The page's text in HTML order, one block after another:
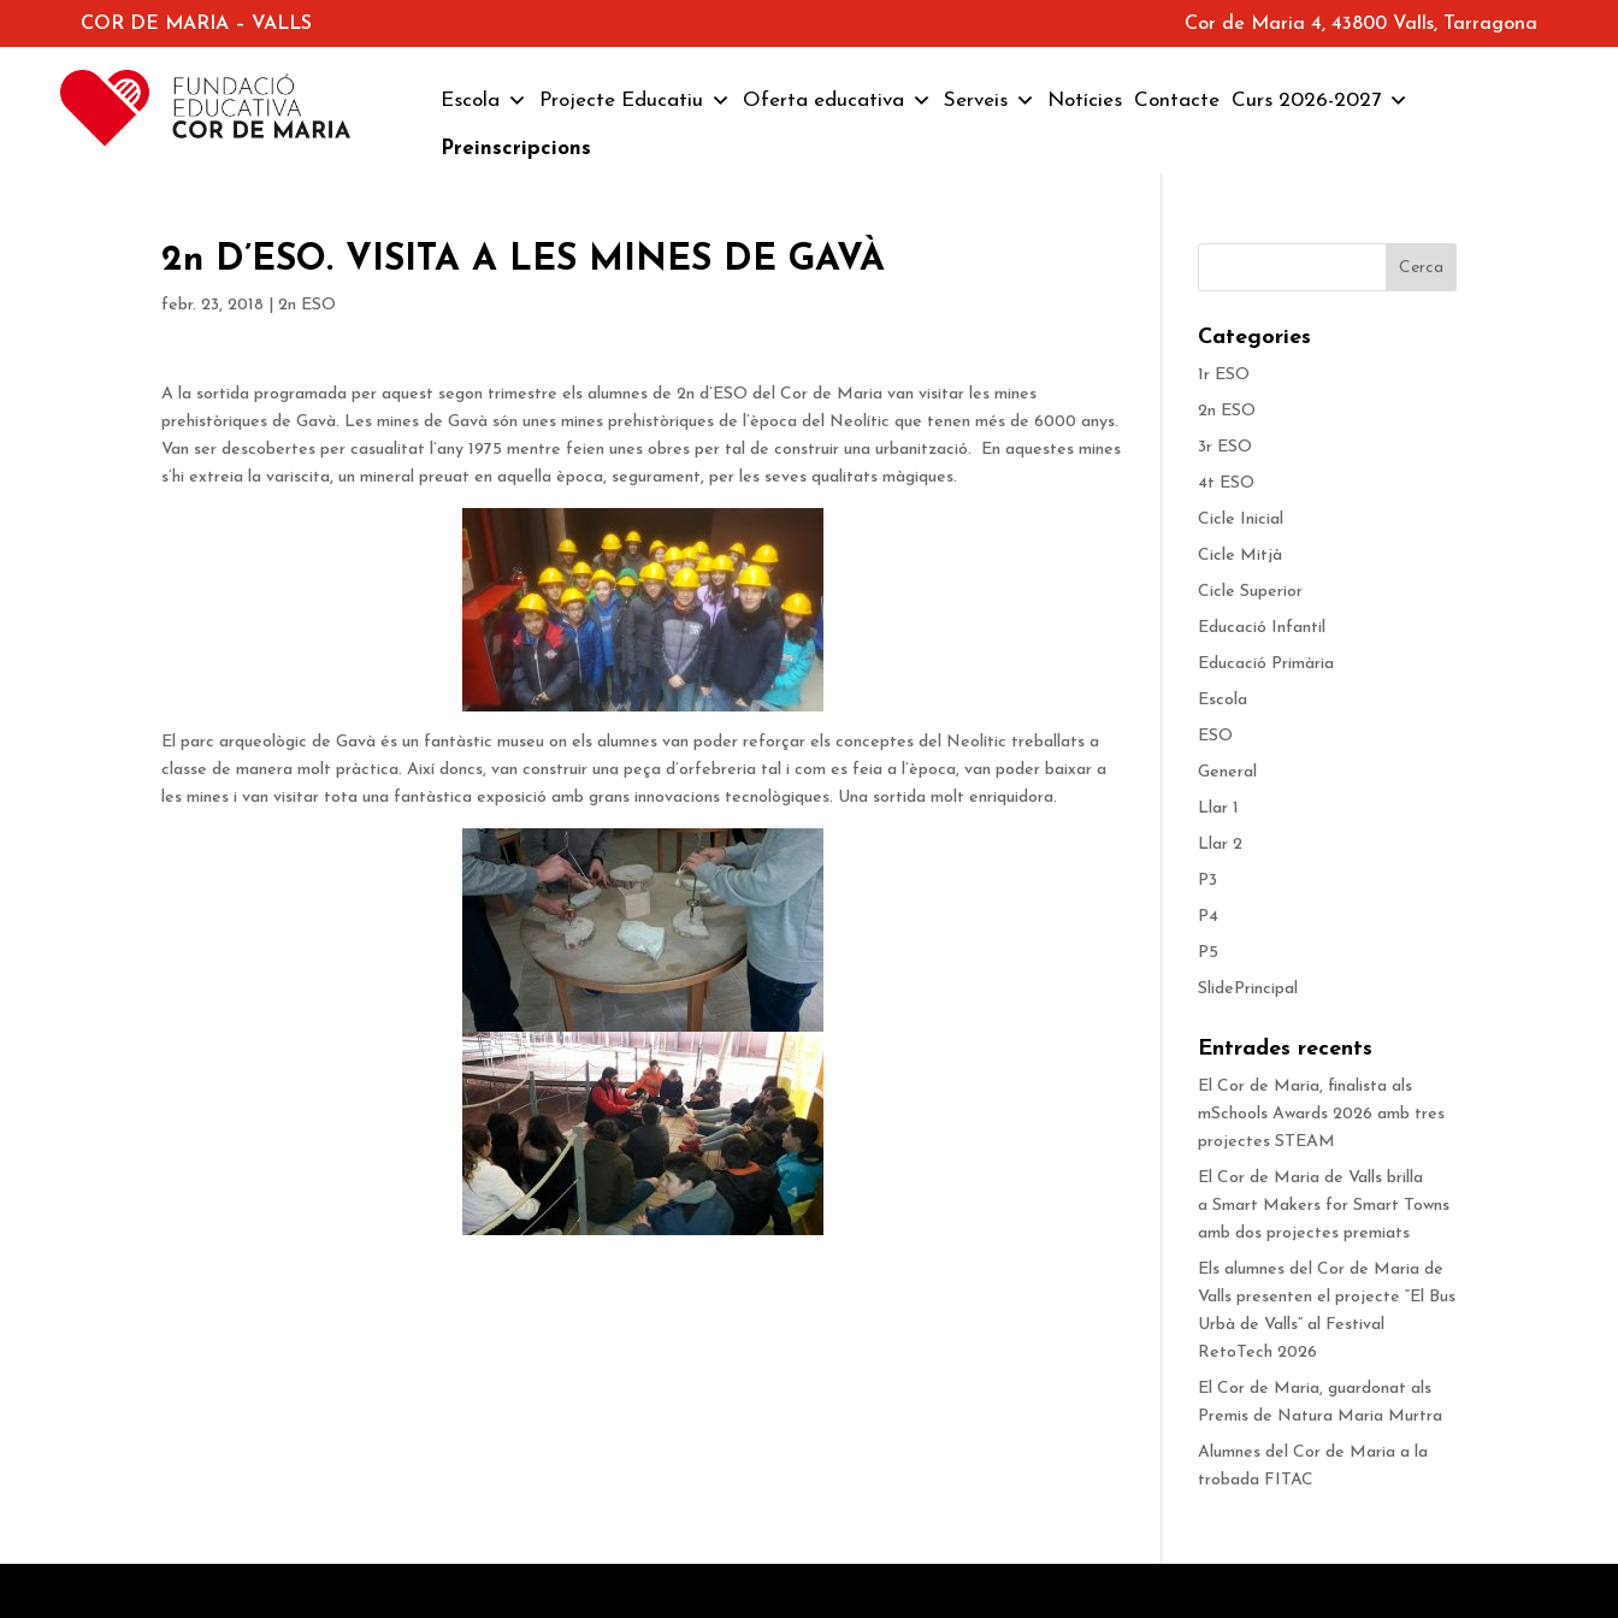
COR DE MARIA – VALLS Cor de Maria 4, 43800 Valls, Tarragona
Escola Projecte Educatiu Oferta educativa Serveis Notícies Contacte Curs 2026-2027
Preinscripcions
2n D’ESO. VISITA A LES MINES DE GAVÀ
febr. 23, 2018 |2n ESO
A la sortida programada per aquest segon trimestre els alumnes de 2n d’ESO del Cor de Maria van visitar les mines
prehistòriques de Gavà. Les mines de Gavà són unes mines prehistòriques de l’època del Neolític que tenen més de 6000 anys.
Van ser descobertes per casualitat l’any 1975 mentre feien unes obres per tal de construir una urbanització. En aquestes mines
s’hi extreia la variscita, un mineral preuat en aquella època, segurament, per les seves qualitats màgiques.
El parc arqueològic de Gavà és un fantàstic museu on els alumnes van poder reforçar els conceptes del Neolític treballats a
classe de manera molt pràctica. Així doncs, van construir una peça d’orfebreria tal i com es feia a l’època, van poder baixar a
les mines i van visitar tota una fantàstica exposició amb grans innovacions tecnològiques. Una sortida molt enriquidora.
Categories
1r ESO
2n ESO
3r ESO
4t ESO
Cicle Inicial
Cicle Mitjà
Cicle Superior
Educació Infantil
Educació Primària
Escola
ESO
General
Llar 1
Llar 2
P3
P4
P5
SlidePrincipal
Entrades recents
El Cor de Maria, finalista als
mSchools Awards 2026 amb tres
projectes STEAM
El Cor de Maria de Valls brilla
a Smart Makers for Smart Towns
amb dos projectes premiats
Els alumnes del Cor de Maria de
Valls presenten el projecte “El Bus
Urbà de Valls” al Festival
RetoTech 2026
El Cor de Maria, guardonat als
Premis de Natura Maria Murtra
Alumnes del Cor de Maria a la
trobada FITAC